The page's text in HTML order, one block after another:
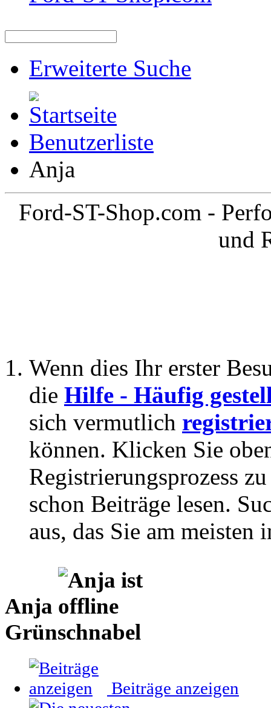
Erweiterte Suche
Benutzerliste
Anja
Ford-ST-Shop.com -
und
Wenn dies Ihr erster
die Hilfe - Häufig
sich vermutlich
können. Klicken Sie
Registrierungsprozess
schon Beiträge lesen.
aus, das Sie am meisten
Anja
Grünschnabel
Beiträge anzeigen